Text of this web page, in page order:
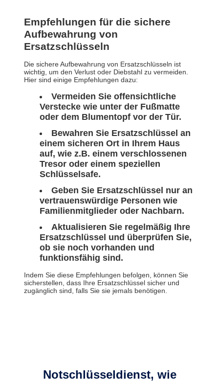
Empfehlungen für die sichere
Aufbewahrung von
Ersatzschlüsseln
Die sichere Aufbewahrung von Ersatzschlüsseln ist
wichtig, um den Verlust oder Diebstahl zu vermeiden.
Hier sind einige Empfehlungen dazu:
Vermeiden Sie offensichtliche
Verstecke wie unter der Fußmatte
oder dem Blumentopf vor der Tür.
Bewahren Sie Ersatzschlüssel an
einem sicheren Ort in Ihrem Haus
auf, wie z.B. einem verschlossenen
Tresor oder einem speziellen
Schlüsselsafe.
Geben Sie Ersatzschlüssel nur an
vertrauenswürdige Personen wie
Familienmitglieder oder Nachbarn.
Aktualisieren Sie regelmäßig Ihre
Ersatzschlüssel und überprüfen Sie,
ob sie noch vorhanden und
funktionsfähig sind.
Indem Sie diese Empfehlungen befolgen, können Sie
sicherstellen, dass Ihre Ersatzschlüssel sicher und
zugänglich sind, falls Sie sie jemals benötigen.
Notschlüsseldienst, wie